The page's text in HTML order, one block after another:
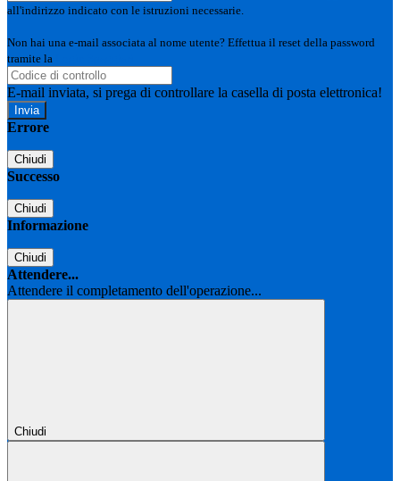
all'indirizzo indicato con le istruzioni necessarie.
Non hai una e-mail associata al nome utente? Effettua il reset della password
tramite la
E-mail inviata, si prega di controllare la casella di posta elettronica!
Errore
Chiudi
Successo
Chiudi
Informazione
Chiudi
Attendere...
Attendere il completamento dell'operazione...
Chiudi